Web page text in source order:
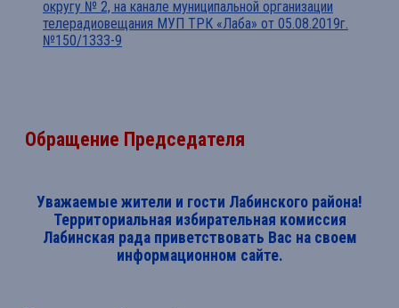
округу № 2, на канале муниципальной организации
телерадиовещания МУП ТРК «Лаба» от 05.08.2019г.
№150/1333-9
Обращение Председателя
Уважаемые жители и гости Лабинского района!
Территориальная избирательная комиссия
Лабинская рада приветствовать Вас на своем
информационном сайте.